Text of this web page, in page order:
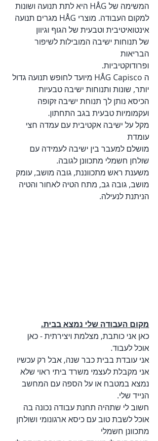
המשימה של HÅG היא לתת תנועה ושונות
למקום העבודה. מוצרי HÅG מגרים תנועה
אינטואיטיבית וטבעית של הגוף וגיוון
של תנוחות ישיבה המובילות לשיפור
הבריאות
ופרודוקטיביות.
ה HÅG Capisco מיועד לחופש תנועה גדול
יותר, שונות ותנוחות ישיבה טבעיות
הכיסא נותן לך תנוחת ישיבה זקופה
ועקמומיות טבעית בגב התחתון.
מקל על ישיבה אקטיבית עם עמדה חצי
עומדת
מושלם למעבר בין ישיבה לעמידה עם
שולחן חשמלי מתכוונן לגובה.
משענת ראש מתכווננת, גובה מושב, עומק
מושב, גובה גב, מתח הטיה לאחור והטיה
הניתנת לנעילה.
מקום העבודה שלי נמצא בבית.
כאן אני כותבת, מצלמת ויצירתית - כאן
אוכל לעבוד.
אני עובדת בבית כבר שנה, אבל רק עכשיו
אני מקבלת לעצמי משרד ביתי ראוי שלא
נמצא במטבח או על הספה עם המחשב
הנייד שלי.
חשוב לי שתהיה תחנת עבודה נכונה בה
אוכל לשבת טוב עם כיסא ארגונומי ושולחן
מתכוונן חשמלי